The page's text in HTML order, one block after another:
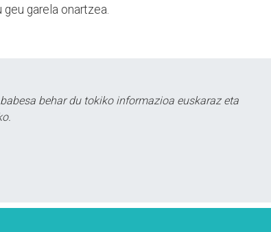
garela onartzea.
behar du tokiko informazioa euskaraz eta